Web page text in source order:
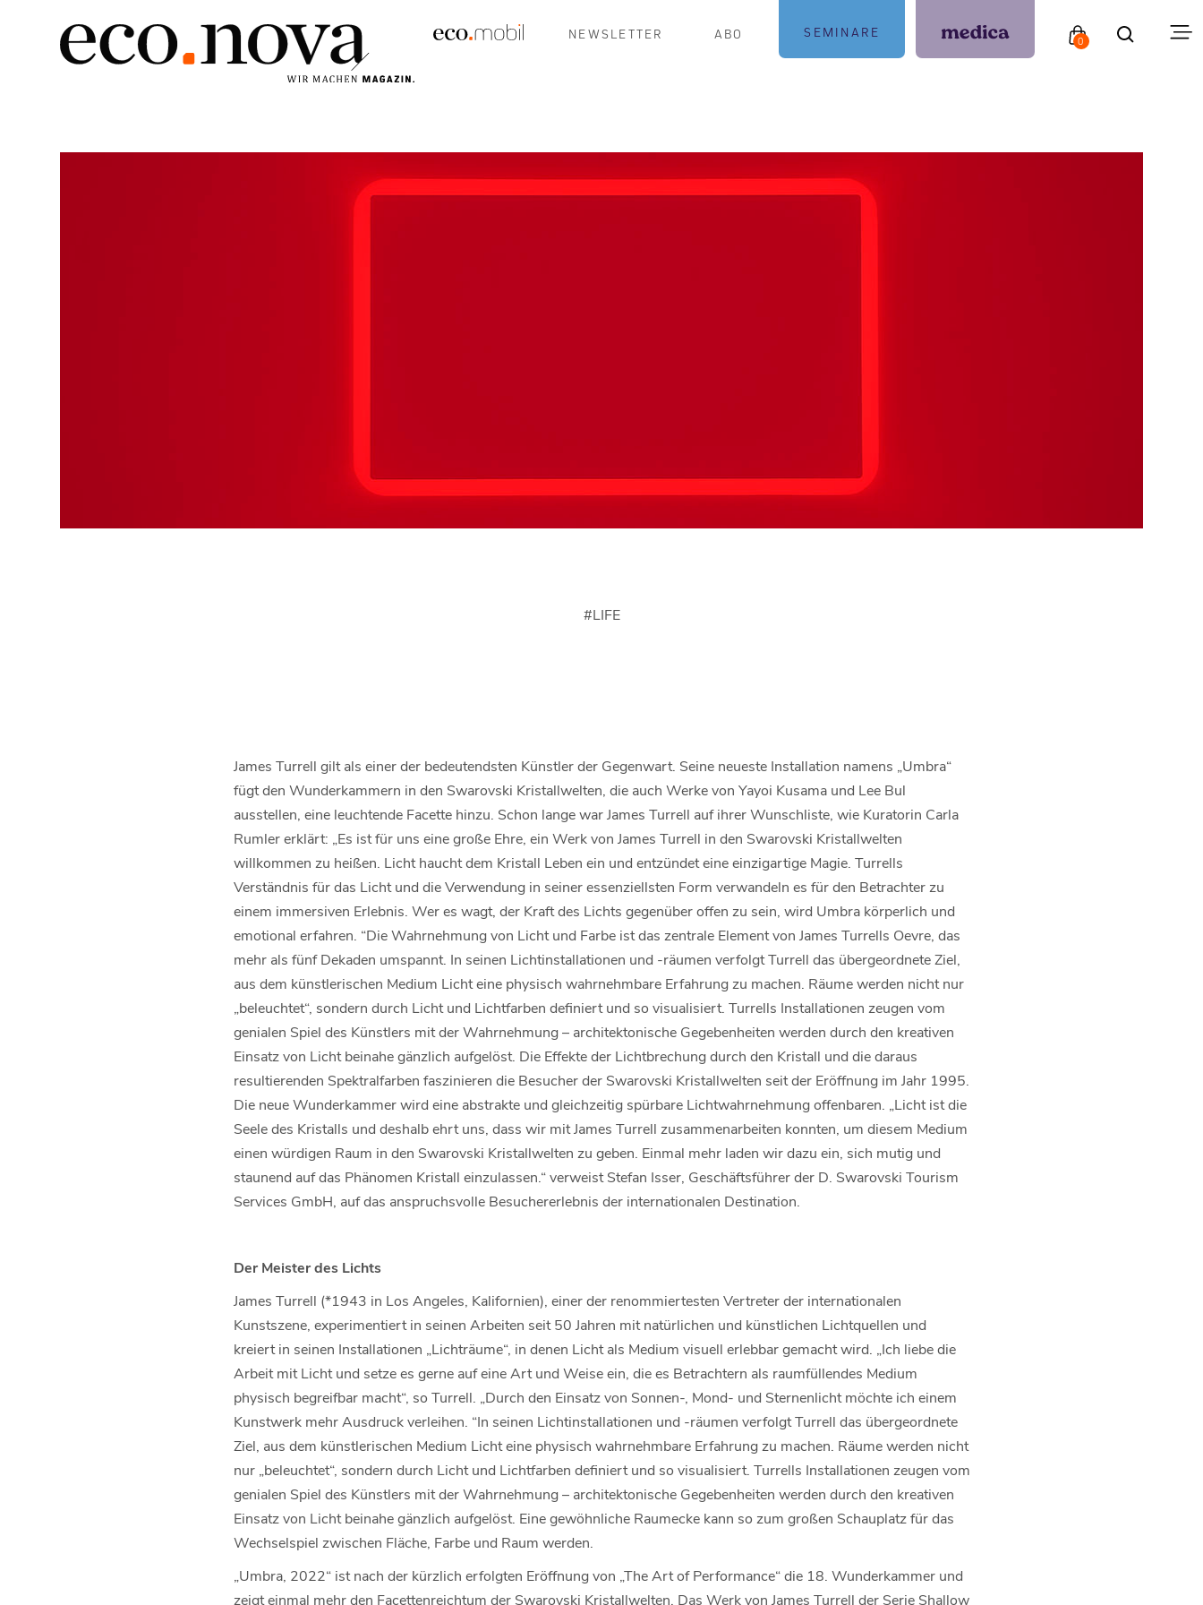
NEWSLETTER ABO SEMINARE
0
#LIFE
James Turrell gilt als einer der bedeutendsten Künstler der Gegenwart. Seine neueste Installation namens „Umbra“
fügt den Wunderkammern in den Swarovski Kristallwelten, die auch Werke von Yayoi Kusama und Lee Bul
ausstellen, eine leuchtende Facette hinzu. Schon lange war James Turrell auf ihrer Wunschliste, wie Kuratorin Carla
Rumler erklärt: „Es ist für uns eine große Ehre, ein Werk von James Turrell in den Swarovski Kristallwelten
willkommen zu heißen. Licht haucht dem Kristall Leben ein und entzündet eine einzigartige Magie. Turrells
Verständnis für das Licht und die Verwendung in seiner essenziellsten Form verwandeln es für den Betrachter zu
einem immersiven Erlebnis. Wer es wagt, der Kraft des Lichts gegenüber offen zu sein, wird Umbra körperlich und
emotional erfahren. “Die Wahrnehmung von Licht und Farbe ist das zentrale Element von James Turrells Oevre, das
mehr als fünf Dekaden umspannt. In seinen Lichtinstallationen und -räumen verfolgt Turrell das übergeordnete Ziel,
aus dem künstlerischen Medium Licht eine physisch wahrnehmbare Erfahrung zu machen. Räume werden nicht nur
„beleuchtet“, sondern durch Licht und Lichtfarben definiert und so visualisiert. Turrells Installationen zeugen vom
genialen Spiel des Künstlers mit der Wahrnehmung – architektonische Gegebenheiten werden durch den kreativen
Einsatz von Licht beinahe gänzlich aufgelöst. Die Effekte der Lichtbrechung durch den Kristall und die daraus
resultierenden Spektralfarben faszinieren die Besucher der Swarovski Kristallwelten seit der Eröffnung im Jahr 1995.
Die neue Wunderkammer wird eine abstrakte und gleichzeitig spürbare Lichtwahrnehmung offenbaren. „Licht ist die
Seele des Kristalls und deshalb ehrt uns, dass wir mit James Turrell zusammenarbeiten konnten, um diesem Medium
einen würdigen Raum in den Swarovski Kristallwelten zu geben. Einmal mehr laden wir dazu ein, sich mutig und
staunend auf das Phänomen Kristall einzulassen.“ verweist Stefan Isser, Geschäftsführer der D. Swarovski Tourism
Services GmbH, auf das anspruchsvolle Besuchererlebnis der internationalen Destination.
Der Meister des Lichts
James Turrell (*1943 in Los Angeles, Kalifornien), einer der renommiertesten Vertreter der internationalen
Kunstszene, experimentiert in seinen Arbeiten seit 50 Jahren mit natürlichen und künstlichen Lichtquellen und
kreiert in seinen Installationen „Lichträume“, in denen Licht als Medium visuell erlebbar gemacht wird. „Ich liebe die
Arbeit mit Licht und setze es gerne auf eine Art und Weise ein, die es Betrachtern als raumfüllendes Medium
physisch begreifbar macht“, so Turrell. „Durch den Einsatz von Sonnen-, Mond- und Sternenlicht möchte ich einem
Kunstwerk mehr Ausdruck verleihen. “In seinen Lichtinstallationen und -räumen verfolgt Turrell das übergeordnete
Ziel, aus dem künstlerischen Medium Licht eine physisch wahrnehmbare Erfahrung zu machen. Räume werden nicht
nur „beleuchtet“, sondern durch Licht und Lichtfarben definiert und so visualisiert. Turrells Installationen zeugen vom
genialen Spiel des Künstlers mit der Wahrnehmung – architektonische Gegebenheiten werden durch den kreativen
Einsatz von Licht beinahe gänzlich aufgelöst. Eine gewöhnliche Raumecke kann so zum großen Schauplatz für das
Wechselspiel zwischen Fläche, Farbe und Raum werden.
„Umbra, 2022“ ist nach der kürzlich erfolgten Eröffnung von „The Art of Performance“ die 18. Wunderkammer und
zeigt einmal mehr den Facettenreichtum der Swarovski Kristallwelten. Das Werk von James Turrell der Serie Shallow